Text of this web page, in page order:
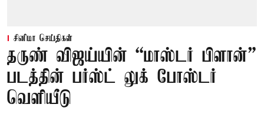
சினிமா செய்திகள்
தருண் விஜய்யின் “மாஸ்டர் பிளான்”
படத்தின் பர்ஸ்ட் லுக் போஸ்டர்
வெளியீடு